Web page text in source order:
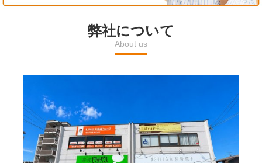
l
a
y
弊社について
About us